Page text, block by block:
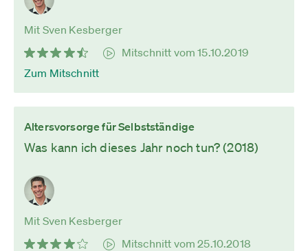
Mit Sven Kesberger
Mitschnitt vom 15.10.2019
Zum Mitschnitt
Altersvorsorge für Selbstständige
Was kann ich dieses Jahr noch tun? (2018)
Mit Sven Kesberger
Mitschnitt vom 25.10.2018